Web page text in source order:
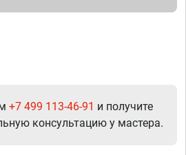
+7 499 113-46-91 и получите
консультацию у мастера.